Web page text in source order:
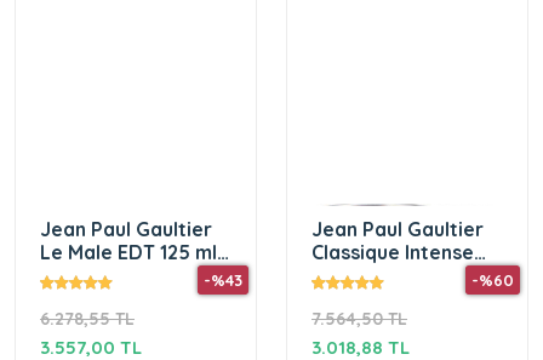
Jean Paul Gaultier
Le Male EDT 125 ml
Erkek Parfüm
6.278,55 TL
-%43
3.557,00 TL
Jean Paul Gaultier
Classique Intense
Edp 100 Ml Kadın
7.564,50 TL
-%60
3.018,88 TL